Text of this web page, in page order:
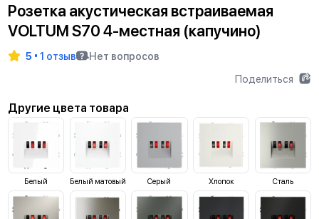
Розетка акустическая встраиваемая
VOLTUM S70 4-местная (капучино)
5 1 отзыв
Нет вопросов
Поделиться
Другие цвета товара
Белый Белый матовый Серый Хлопок Сталь